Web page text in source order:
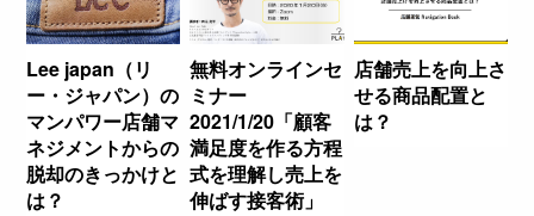
Lee japan（リ
ー・ジャパン）の
マンパワー店舗マ
ネジメントからの
脱却のきっかけと
は？
無料オンラインセ
ミナー
2021/1/20「顧客
満足度を作る方程
式を理解し売上を
伸ばす接客術」
店舗売上を向上さ
せる商品配置と
は？